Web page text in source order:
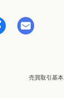
売買取引基